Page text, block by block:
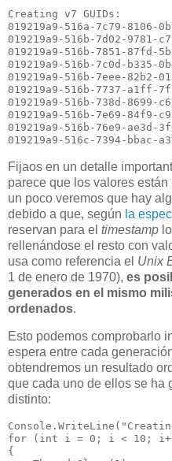
Creating v7 GUIDs:
019219a9-516a-7c79-8106-
019219a9-516b-7d02-9781-
019219a9-516b-7851-87fd-
019219a9-516b-7c0d-b335-
019219a9-516b-7eee-82b2-
019219a9-516b-7737-a1ff-
019219a9-516b-738d-8699-
019219a9-516b-7e69-84f9-
019219a9-516b-76e9-ae3d-
Fijaos en un detalle
parece que los valores
un poco veremos que hay
debido a que, según la
reservan para el timestamp
rellenándose el resto con
usa como referencia el Unix
1 de enero de 1970), es
generados en el mismo
ordenados.
Esto podemos comprobarlo
espera entre cada
obtendremos un resultado
que cada uno de ellos se ha
distinto:
for (int i = 0; i < 10;
{